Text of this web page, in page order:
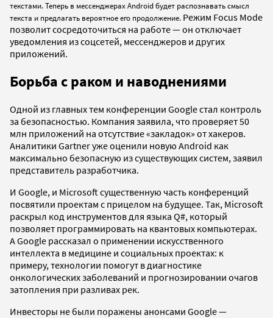
текстами. Теперь в мессенджерах Android будет распознавать смысл
текста и предлагать вероятное его продолжение. Режим Focus Mode
позволит сосредоточиться на работе — он отключает
уведомления из соцсетей, мессенджеров и других
приложений.
Борьба с раком и наводнениями
Одной из главных тем конференции Google стал контроль
за безопасностью. Компания заявила, что проверяет 50
млн приложений на отсутствие «закладок» от хакеров.
Аналитики Gartner уже оценили новую Android как
максимально безопасную из существующих систем, заявил
представитель разработчика.
И Google, и Microsoft существенную часть конференций
посвятили проектам с прицелом на будущее. Так, Microsoft
раскрыл код инструментов для языка Q#, который
позволяет программировать на квантовых компьютерах.
А Google рассказал о применении искусственного
интеллекта в медицине и социальных проектах: к
примеру, технологии помогут в диагностике
онкологических заболеваний и прогнозировании очагов
затопления при разливах рек.
Инвесторы не были поражены анонсами Google —